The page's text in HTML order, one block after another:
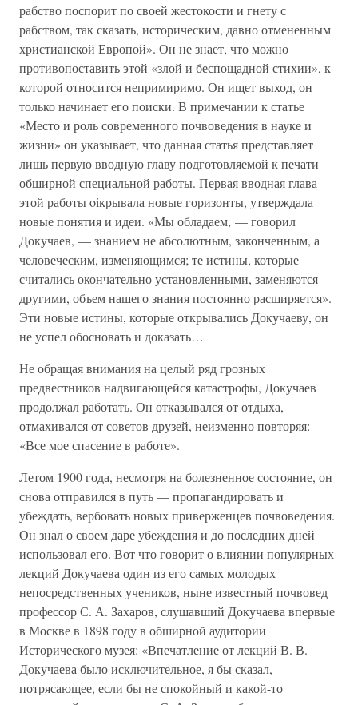
рабство поспорит по своей жестокости и гнету с
рабством, так сказать, историческим, давно отмененным
христианской Европой». Он не знает, что можно
противопоставить этой «злой и беспощадной стихии», к
которой относится непримиримо. Он ищет выход, он
только начинает его поиски. В примечании к статье
«Место и роль современного почвоведения в науке и
жизни» он указывает, что данная статья представляет
лишь первую вводную главу подготовляемой к печати
обширной специальной работы. Первая вводная глава
этой работы oiкрывала новые горизонты, утверждала
новые понятия и идеи. «Мы обладаем, — говорил
Докучаев, — знанием не абсолютным, законченным, а
человеческим, изменяющимся; те истины, которые
считались окончательно установленными, заменяются
другими, объем нашего знания постоянно расширяется».
Эти новые истины, которые открывались Докучаеву, он
не успел обосновать и доказать…
Не обращая внимания на целый ряд грозных
предвестников надвигающейся катастрофы, Докучаев
продолжал работать. Он отказывался от отдыха,
отмахивался от советов друзей, неизменно повторяя:
«Все мое спасение в работе».
Летом 1900 года, несмотря на болезненное состояние, он
снова отправился в путь — пропагандировать и
убеждать, вербовать новых приверженцев почвоведения.
Он знал о своем даре убеждения и до последних дней
использовал его. Вот что говорит о влиянии популярных
лекций Докучаева один из его самых молодых
непосредственных учеников, ныне известный почвовед
профессор С. А. Захаров, слушавший Докучаева впервые
в Москве в 1898 году в обширной аудитории
Исторического музея: «Впечатление от лекций В. В.
Докучаева было исключительное, я бы сказал,
потрясающее, если бы не спокойный и какой-то